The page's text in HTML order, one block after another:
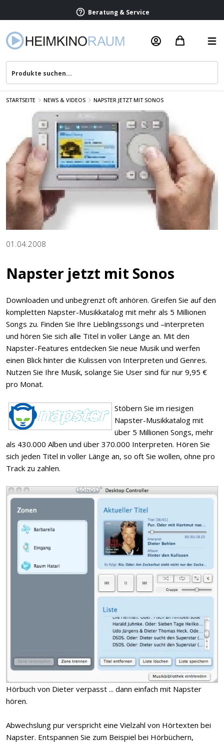
Beratung & Service
STARTSEITE NEWS & VIDEOS NAPSTER JETZT MIT SONOS
01.04.2008
Napster jetzt mit Sonos
Downloaden und unbegrenzt oft anhören. Greifen Sie auf den
kompletten Napster-Musikkatalog mit mehr als 5 Millionen
Songs zu. Finden Sie Ihre Lieblingssongs und –interpreten
und hören Sie sich alle Titel in voller Länge an. Mit den
Napster-Features entdecken Sie neue Musik und werfen
einen Blick hinter die Kulissen von Interpreten und Genres.
Nutzen Sie Ihre Musik, solange Sie User sind für nur 9,95 €
pro Monat.
Stöbern Sie im riesigen
Napster-Musikkatalog mit
über 5 Millionen Songs, mehr
als 430.000 Alben und über 370.000 Interpreten. Hören Sie
sich jeden Titel in voller Länge an, so oft Sie wollen, ohne pro
Track zu zahlen.
Hörbuch von Dieter verpasst ... dann einfach mit Napster
hören.
Abwechslung pur verspricht eine Vielzahl von Hörtexten bei
Napster. Entspannen Sie zum Beispiel bei Hörbüchern,